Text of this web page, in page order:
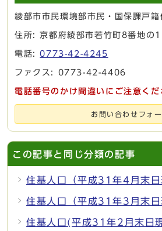
綾部市市民環境部市民・国保課戸籍
住所: 京都府綾部市若竹町8番地の1
電話:0773-42-4245
ファクス: 0773-42-4406
電話番号のかけ間違いにご注意くだ
お問い合わせフォー
この記事と同じ分類の記事
住基人口（平成31年4月末日
住基人口（平成31年3月末日
住基人口(平成31年2月末日